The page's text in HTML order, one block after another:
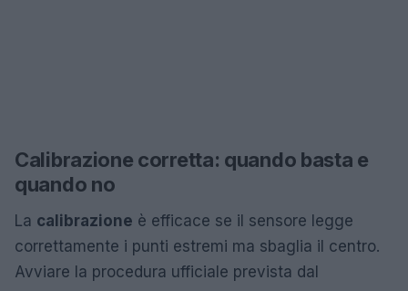
Calibrazione corretta: quando basta e
quando no
La calibrazione è efficace se il sensore legge
correttamente i punti estremi ma sbaglia il centro.
Avviare la procedura ufficiale prevista dal